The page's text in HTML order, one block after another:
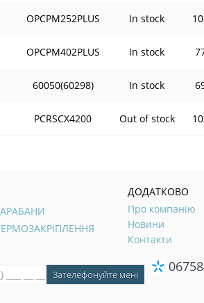
OPCPM252PLUS In stock
OPCPM402PLUS In stock
60050(60298) In stock
PCRSCX4200 Out of stock
ДОДАТКОВО
Про компанію
Новини
Контакти